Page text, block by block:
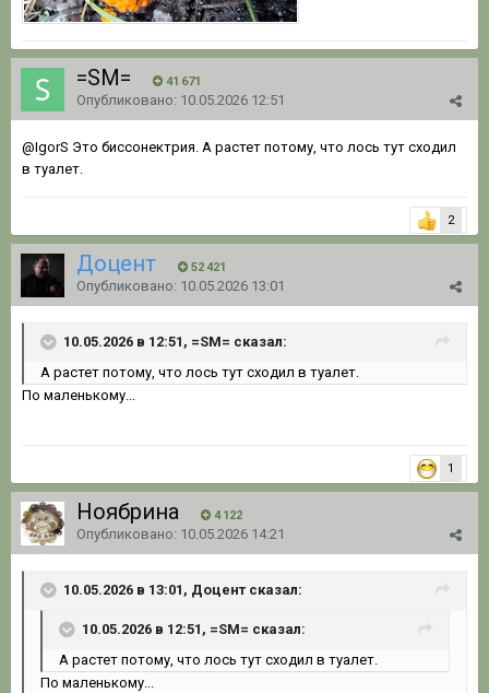
=SM= 41 671
Опубликовано: 10.05.2026 12:51
@IgorS Это биссонектрия. А растет потому, что лось тут сходил
в туалет.
2
Доцент 52 421
Опубликовано: 10.05.2026 13:01
10.05.2026 в 12:51, =SM= сказал:
А растет потому, что лось тут сходил в туалет.
По маленькому...
1
Ноябрина 4 122
Опубликовано: 10.05.2026 14:21
10.05.2026 в 13:01, Доцент сказал:
10.05.2026 в 12:51, =SM= сказал:
А растет потому, что лось тут сходил в туалет.
По маленькому...